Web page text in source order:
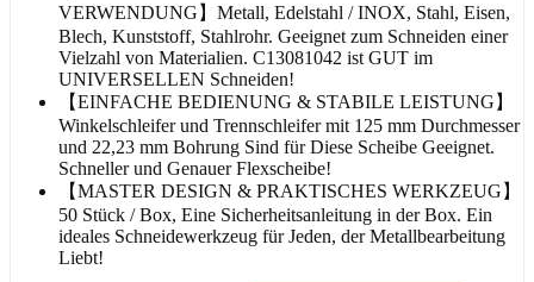
VERWENDUNG】Metall, Edelstahl / INOX, Stahl, Eisen,
Blech, Kunststoff, Stahlrohr. Geeignet zum Schneiden einer
Vielzahl von Materialien. C13081042 ist GUT im
UNIVERSELLEN Schneiden!
【EINFACHE BEDIENUNG & STABILE LEISTUNG】
Winkelschleifer und Trennschleifer mit 125 mm Durchmesser
und 22,23 mm Bohrung Sind für Diese Scheibe Geeignet.
Schneller und Genauer Flexscheibe!
【MASTER DESIGN & PRAKTISCHES WERKZEUG】
50 Stück / Box, Eine Sicherheitsanleitung in der Box. Ein
ideales Schneidewerkzeug für Jeden, der Metallbearbeitung
Liebt!